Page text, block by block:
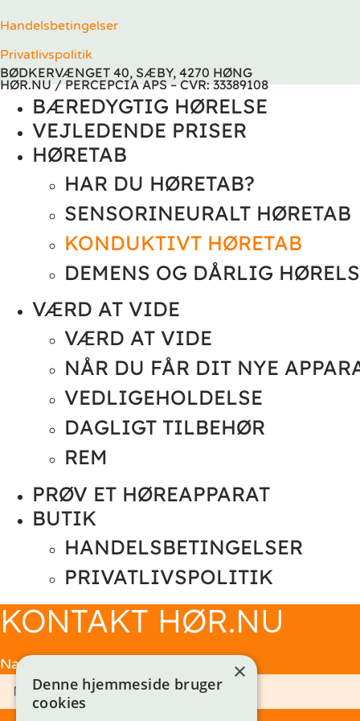
Handelsbetingelser
Privatlivspolitik
BØDKERVÆNGET 40, SÆBY, 4270 HØNG
HØR.NU / PERCEPCIA APS – CVR: 33389108
BÆREDYGTIG HØRELSE
VEJLEDENDE PRISER
HØRETAB
HAR DU HØRETAB?
SENSORINEURALT HØRETAB
KONDUKTIVT HØRETAB
DEMENS OG DÅRLIG
VÆRD AT VIDE
VÆRD AT VIDE
NÅR DU FÅR DIT NYE
VEDLIGEHOLDELSE
DAGLIGT TILBEHØR
REM
PRØV ET HØREAPPARAT
BUTIK
HANDELSBETINGELSER
PRIVATLIVSPOLITIK
KONTAKT HØR.NU
Navn ×
Denne hjemmeside bruger
cookies